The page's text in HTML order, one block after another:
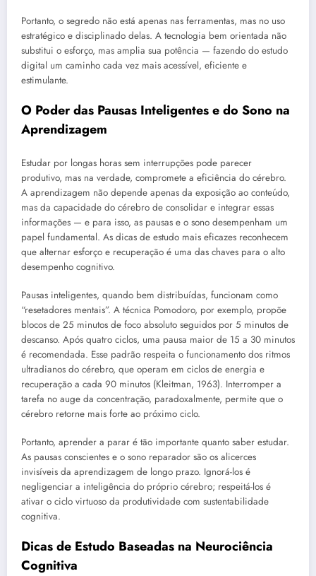
Portanto, o segredo não está apenas nas ferramentas, mas no uso
estratégico e disciplinado delas. A tecnologia bem orientada não
substitui o esforço, mas amplia sua potência — fazendo do estudo
digital um caminho cada vez mais acessível, eficiente e
estimulante.
O Poder das Pausas Inteligentes e do Sono na
Aprendizagem
Estudar por longas horas sem interrupções pode parecer
produtivo, mas na verdade, compromete a eficiência do cérebro.
A aprendizagem não depende apenas da exposição ao conteúdo,
mas da capacidade do cérebro de consolidar e integrar essas
informações — e para isso, as pausas e o sono desempenham um
papel fundamental. As dicas de estudo mais eficazes reconhecem
que alternar esforço e recuperação é uma das chaves para o alto
desempenho cognitivo.
Pausas inteligentes, quando bem distribuídas, funcionam como
“resetadores mentais”. A técnica Pomodoro, por exemplo, propõe
blocos de 25 minutos de foco absoluto seguidos por 5 minutos de
descanso. Após quatro ciclos, uma pausa maior de 15 a 30 minutos
é recomendada. Esse padrão respeita o funcionamento dos ritmos
ultradianos do cérebro, que operam em ciclos de energia e
recuperação a cada 90 minutos (Kleitman, 1963). Interromper a
tarefa no auge da concentração, paradoxalmente, permite que o
cérebro retorne mais forte ao próximo ciclo.
Portanto, aprender a parar é tão importante quanto saber estudar.
As pausas conscientes e o sono reparador são os alicerces
invisíveis da aprendizagem de longo prazo. Ignorá-los é
negligenciar a inteligência do próprio cérebro; respeitá-los é
ativar o ciclo virtuoso da produtividade com sustentabilidade
cognitiva.
Dicas de Estudo Baseadas na Neurociência
Cognitiva